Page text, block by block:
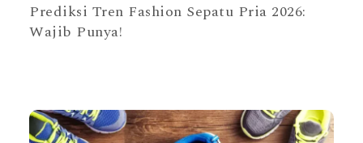
Prediksi Tren Fashion Sepatu Pria 2026:
Wajib Punya!